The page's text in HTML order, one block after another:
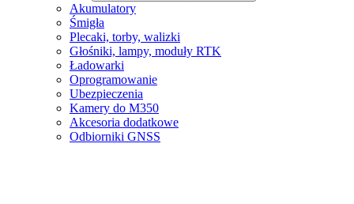
Akumulatory
Śmigła
Plecaki, torby, walizki
Głośniki, lampy, moduły RTK
Ładowarki
Oprogramowanie
Ubezpieczenia
Kamery do M350
Akcesoria dodatkowe
Odbiorniki GNSS